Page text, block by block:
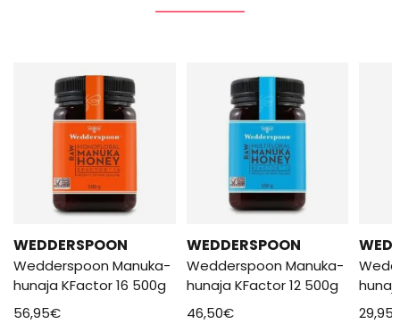
WEDDERSPOON
Wedderspoon Manuka-
hunaja KFactor 16 500g
56,95€
WEDDERSPOON
Wedderspoon Manuka-
hunaja KFactor 12 500g
46,50€
29,95